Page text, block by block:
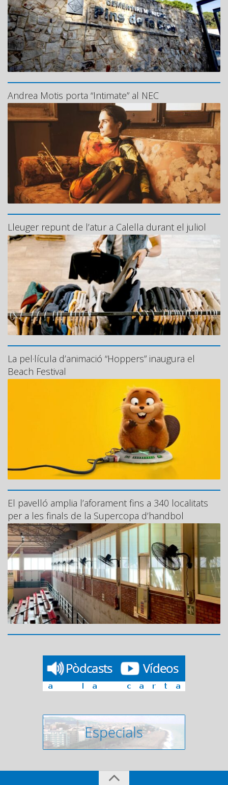
Andrea Motis porta “Intimate” al NEC
Lleuger repunt de l’atur a Calella durant el juliol
La pel·lícula d’animació “Hoppers” inaugura el
Beach Festival
El pavelló amplia l’aforament fins a 340 localitats
per a les finals de la Supercopa d’handbol